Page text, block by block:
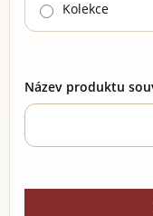
Kolekce
Název produktu